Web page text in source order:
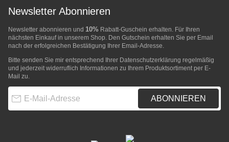
Newsletter Abonnieren
Newsletter abonnieren und 10% Rabatt-Guschein erhalten. Für Ihren
nächsten Einkauf in unserem Shop. Den Gutschein erhalten Sie per Email
nach der erfolgreichen Bestätigung Ihrer Email-Adresse.
Bitte senden Sie mir entsprechend Ihrer Datenschutzerklärung regelmäßig
und jederzeit widerruflich Informationen zu Ihrem Produktsortiment per E-
Mail zu.
ABONNIEREN